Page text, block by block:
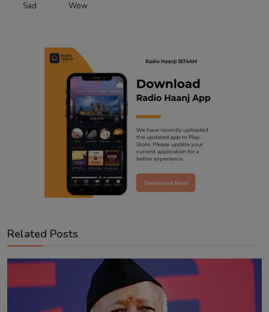
Sad Wow
Related Posts